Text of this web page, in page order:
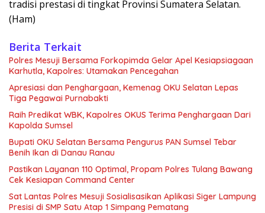
tradisi prestasi di tingkat Provinsi Sumatera Selatan.
(Ham)
Berita Terkait
Polres Mesuji Bersama Forkopimda Gelar Apel Kesiapsiagaan
Karhutla, Kapolres: Utamakan Pencegahan
Apresiasi dan Penghargaan, Kemenag OKU Selatan Lepas
Tiga Pegawai Purnabakti
Raih Predikat WBK, Kapolres OKUS Terima Penghargaan Dari
Kapolda Sumsel
Bupati OKU Selatan Bersama Pengurus PAN Sumsel Tebar
Benih Ikan di Danau Ranau
Pastikan Layanan 110 Optimal, Propam Polres Tulang Bawang
Cek Kesiapan Command Center
Sat Lantas Polres Mesuji Sosialisasikan Aplikasi Siger Lampung
Presisi di SMP Satu Atap 1 Simpang Pematang